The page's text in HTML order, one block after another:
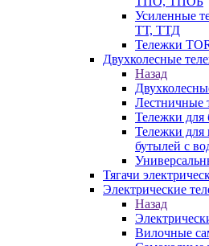
Усиленные
ТТ, ТТД
Тележки
Двухколесные
Назад
Лестничные
Тележки для
Тележки для
бутылей с
Тягачи
Электрические
Назад
Вилочные